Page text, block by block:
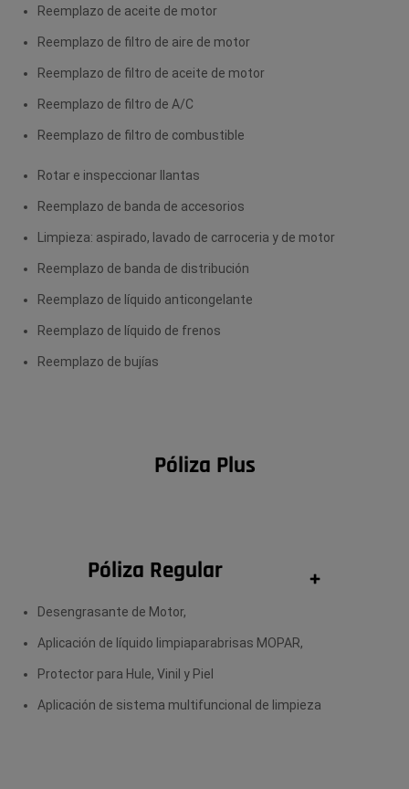
Reemplazo de aceite de motor
Reemplazo de filtro de aire de motor
Reemplazo de filtro de aceite de motor
Reemplazo de filtro de A/C
Reemplazo de filtro de combustible
Rotar e inspeccionar llantas
Reemplazo de banda de accesorios
Limpieza: aspirado, lavado de carroceria y de motor
Reemplazo de banda de distribución
Reemplazo de líquido anticongelante
Reemplazo de líquido de frenos
Reemplazo de bujías
Póliza Plus
Póliza Regular +
Desengrasante de Motor,
Aplicación de líquido limpiaparabrisas MOPAR,
Protector para Hule, Vinil y Piel
Aplicación de sistema multifuncional de limpieza